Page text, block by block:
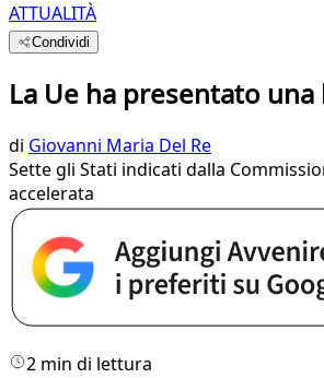
ATTUALITÀ
Condividi
La Ue ha presentato
di Giovanni Maria Del Re
Sette gli Stati indicati dalla
accelerata
2 min di lettura